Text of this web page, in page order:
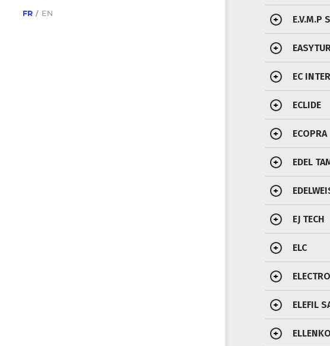
FR EN
+ E.V.M.P
+
+ EC
+ ECLIDE
+ ECOPRA
+ EDEL
+
+ EJ TECH
+ ELC
+
+ ELEFIL
+